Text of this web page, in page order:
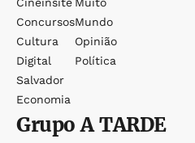
Concursos
Cultura
Digital
Salvador
Economia
Mundo
Opinião
Política
GrupoA TARDE